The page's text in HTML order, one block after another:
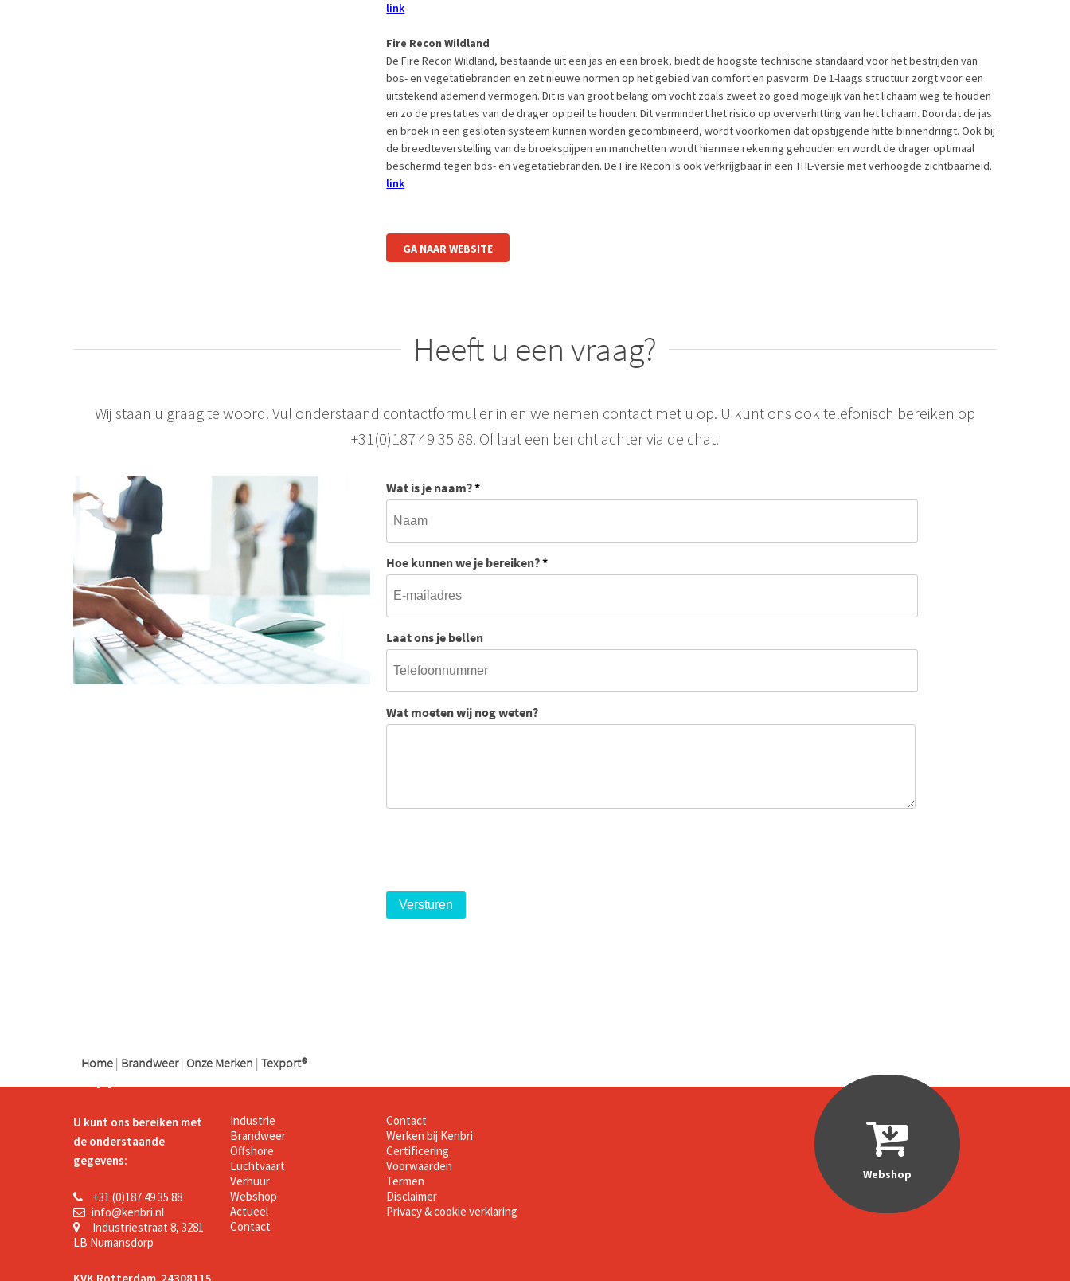
link
Fire Recon Wildland
De Fire Recon Wildland, bestaande uit een jas en een broek, biedt de hoogste technische standaard voor het bestrijden van
bos- en vegetatiebranden en zet nieuwe normen op het gebied van comfort en pasvorm. De 1-laags structuur zorgt voor een
uitstekend ademend vermogen. Dit is van groot belang om vocht zoals zweet zo goed mogelijk van het lichaam weg te houden
en zo de prestaties van de drager op peil te houden. Dit vermindert het risico op oververhitting van het lichaam. Doordat de jas
en broek in een gesloten systeem kunnen worden gecombineerd, wordt voorkomen dat opstijgende hitte binnendringt. Ook bij
de breedteverstelling van de broekspijpen en manchetten wordt hiermee rekening gehouden en wordt de drager optimaal
beschermd tegen bos- en vegetatiebranden. De Fire Recon is ook verkrijgbaar in een THL-versie met verhoogde zichtbaarheid.
link
GA NAAR WEBSITE
Heeft u een vraag?
Wij staan u graag te woord. Vul onderstaand contactformulier in en we nemen contact met u op. U kunt ons ook telefonisch bereiken op
+31(0)187 49 35 88. Of laat een bericht achter via de chat.
Wat is je naam?*
Hoe kunnen we je bereiken?*
Laat ons je bellen
Wat moeten wij nog weten?
Home | Brandweer | Onze Merken | Texport®
Support
U kunt ons bereiken met
de onderstaande
gegevens:
+31 (0)187 49 35 88
info@kenbri.nl
Industriestraat 8, 3281
LB Numansdorp
Kenbri
Industrie
Brandweer
Offshore
Luchtvaart
Verhuur
Webshop
Actueel
Contact
Contact
Werken bij Kenbri
Certificering
Voorwaarden
Termen
Disclaimer
Privacy & cookie verklaring
Webshop